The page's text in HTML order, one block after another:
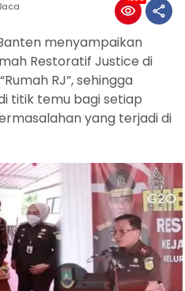
menyampaikan
Restoratif Justice di
RJ”, sehingga
titik temu bagi setiap
yang terjadi di